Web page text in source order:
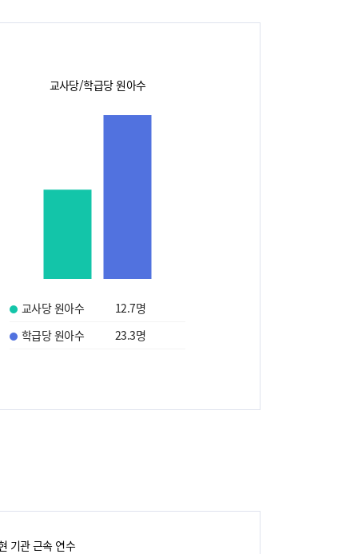
교사당/학급당 원아수
교사당 원아수 12.7명
학급당 원아수
23.3명
기관 근속 연수